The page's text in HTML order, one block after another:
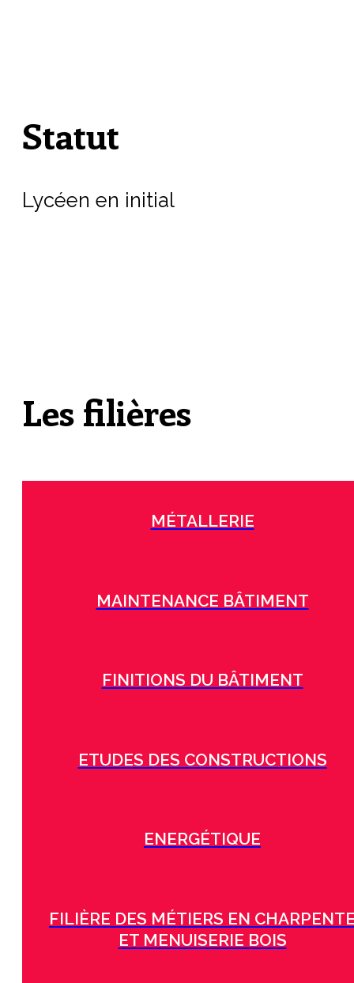
Statut
Lycéen en initial
Les filières
MÉTALLERIE
MAINTENANCE BÂTIMENT
FINITIONS DU BÂTIMENT
ETUDES DES CONSTRUCTIONS
ENERGÉTIQUE
FILIÈRE DES MÉTIERS EN
ET MENUISERIE BOIS